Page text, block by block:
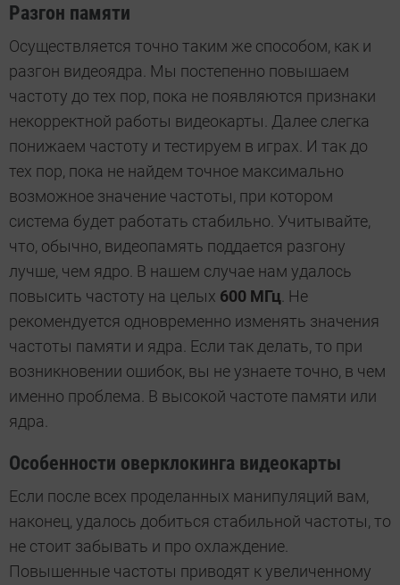
Разгон памяти
Осуществляется точно таким же способом, как и
разгон видеоядра. Мы постепенно повышаем
частоту до тех пор, пока не появляются признаки
некорректной работы видеокарты. Далее слегка
понижаем частоту и тестируем в играх. И так до
тех пор, пока не найдем точное максимально
возможное значение частоты, при котором
система будет работать стабильно. Учитывайте,
что, обычно, видеопамять поддается разгону
лучше, чем ядро. В нашем случае нам удалось
повысить частоту на целых 600 МГц . Не
рекомендуется одновременно изменять значения
частоты памяти и ядра. Если так делать, то при
возникновении ошибок, вы не узнаете точно, в чем
именно проблема. В высокой частоте памяти или
ядра.
Особенности оверклокинга видеокарты
Если после всех проделанных манипуляций вам,
наконец, удалось добиться стабильной частоты, то
не стоит забывать и про охлаждение.
Повышенные частоты приводят к увеличенному